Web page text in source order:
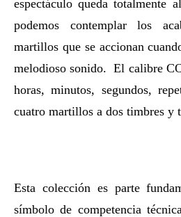
espectáculo queda totalmente
podemos contemplar los
martillos que se accionan
melodioso sonido. El calibre
horas, minutos, segundos,
cuatro martillos a dos timbres y
Esta colección es parte
símbolo de competencia